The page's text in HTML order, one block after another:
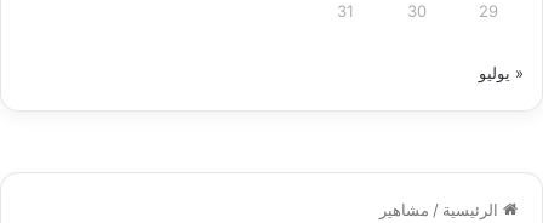
29
30
31
« يوليو